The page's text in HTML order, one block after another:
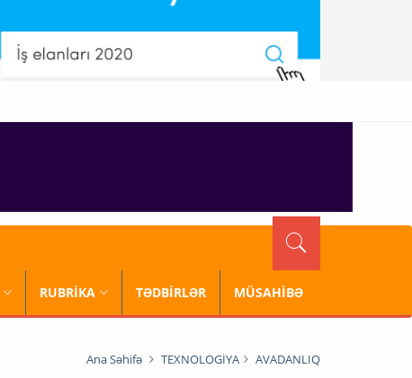
RUBRİKA TƏDBİRLƏR MÜSAHİBƏ
Ana Səhifə TEXNOLOGİYA AVADANLIQ